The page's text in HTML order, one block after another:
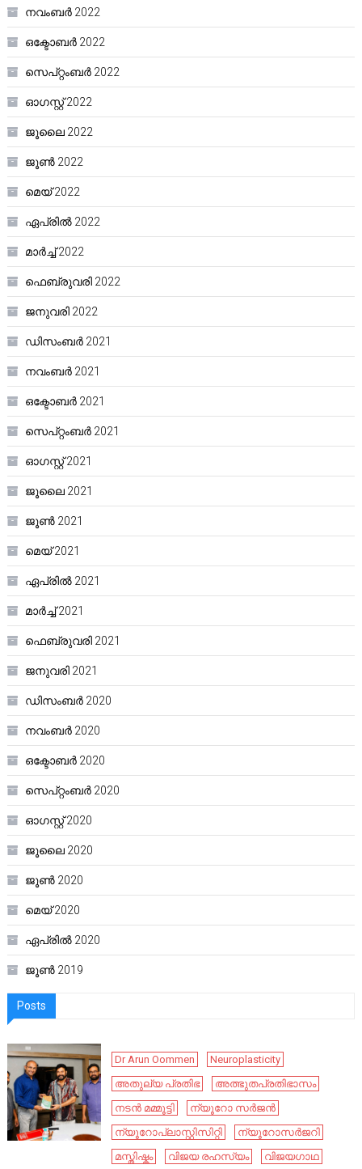
നവംബർ 2022
ഒക്ടോബർ 2022
സെപ്റ്റംബർ 2022
ഓഗസ്റ്റ്‌ 2022
ജൂലൈ 2022
ജൂൺ 2022
മെയ്‌ 2022
ഏപ്രിൽ 2022
മാർച്ച്‌ 2022
ഫെബ്രുവരി 2022
ജനുവരി 2022
ഡിസംബർ 2021
നവംബർ 2021
ഒക്ടോബർ 2021
സെപ്റ്റംബർ 2021
ഓഗസ്റ്റ്‌ 2021
ജൂലൈ 2021
ജൂൺ 2021
മെയ്‌ 2021
ഏപ്രിൽ 2021
മാർച്ച്‌ 2021
ഫെബ്രുവരി 2021
ജനുവരി 2021
ഡിസംബർ 2020
നവംബർ 2020
ഒക്ടോബർ 2020
സെപ്റ്റംബർ 2020
ഓഗസ്റ്റ്‌ 2020
ജൂലൈ 2020
ജൂൺ 2020
മെയ്‌ 2020
ഏപ്രിൽ 2020
ജൂൺ 2019
Posts
Dr Arun Oommen
Neuroplasticity
അതുല്യ പ്രതിഭ
അത്ഭുതപ്രതിഭാസം
നടൻ മമ്മൂട്ടി
ന്യൂറോ സർജൻ
ന്യൂറോപ്ലാസ്റ്റിസിറ്റി
ന്യൂറോസർജറി
മസ്തിഷ്കം
വിജയ രഹസ്യം
വിജയഗാഥ